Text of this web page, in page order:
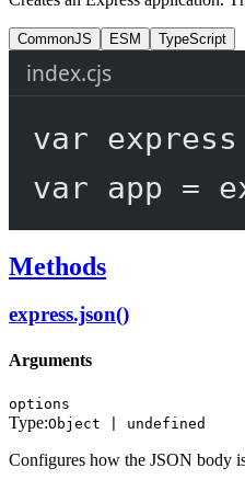
CommonJS ESM TypeScript
index.cjs
var express
var app =
Methods
express.json()
Arguments
options
Type:Object | undefined
Configures how the JSON body